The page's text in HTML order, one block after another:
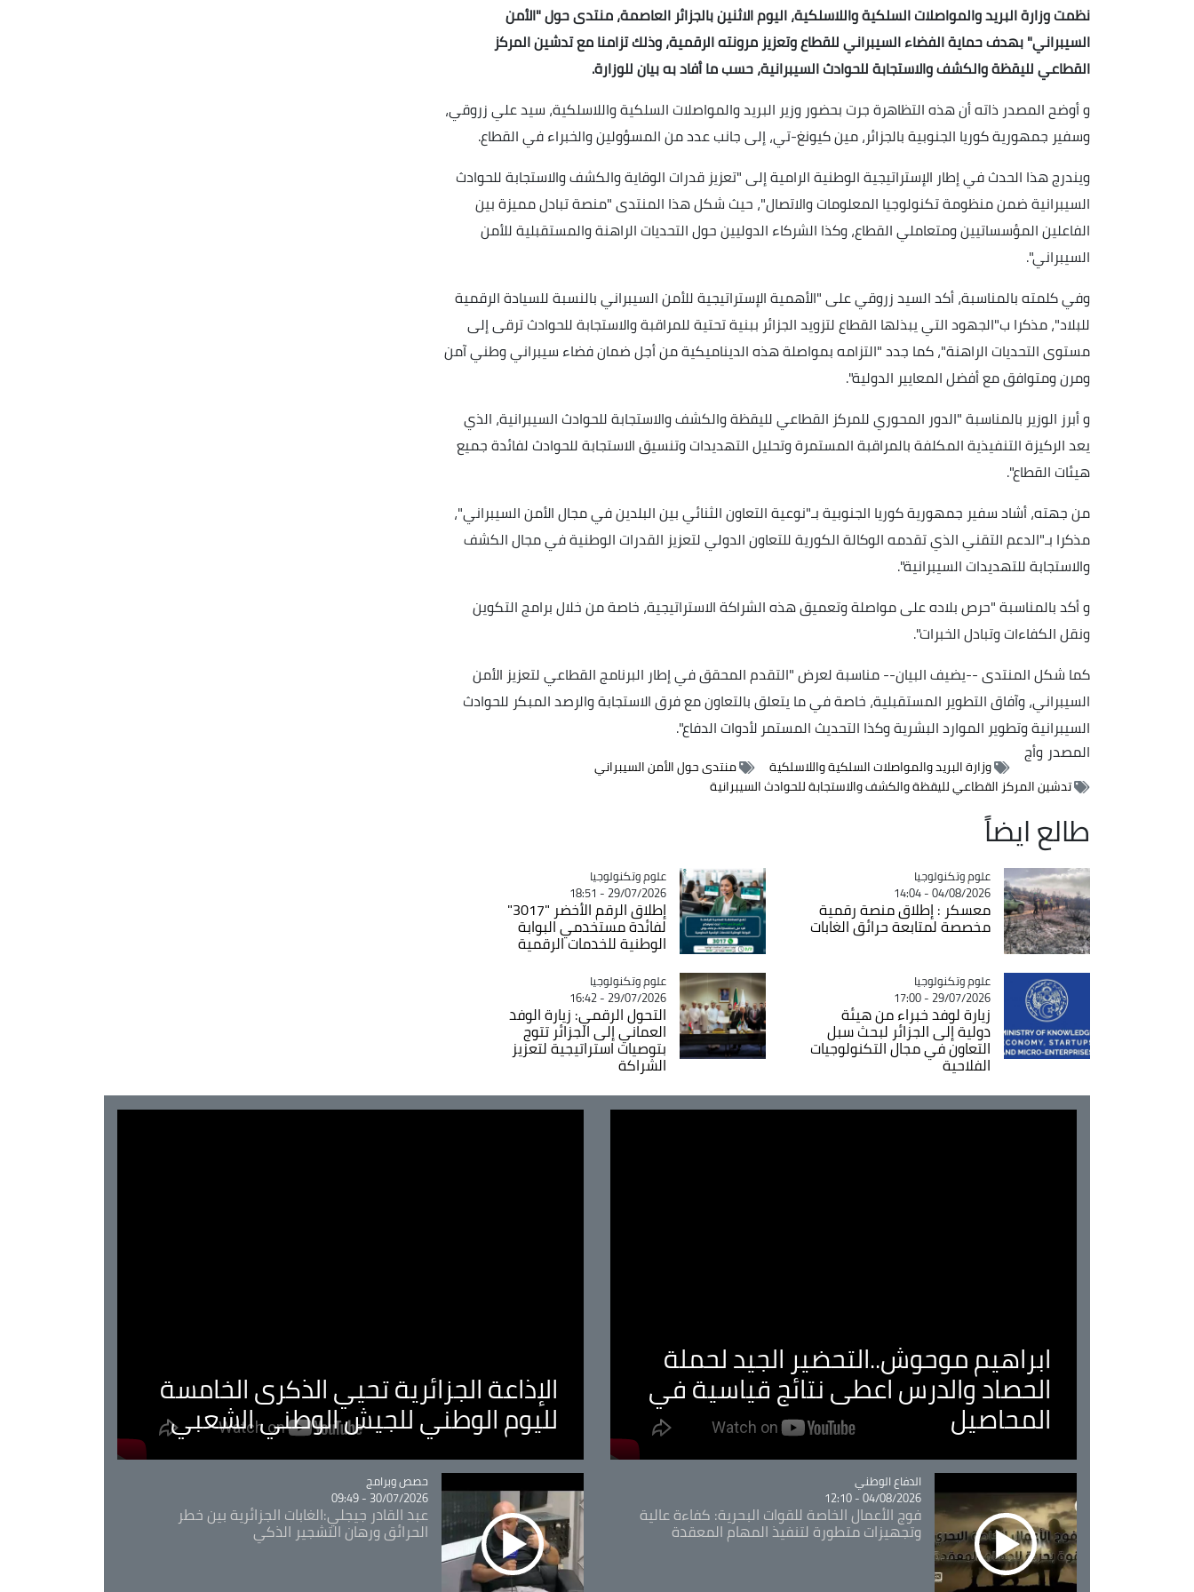
نظمت وزارة البريد والمواصلات السلكية واللاسلكية، اليوم الاثنين بالجزائر العاصمة، منتدى حول "الأمن
السيبراني" بهدف حماية الفضاء السيبراني للقطاع وتعزيز مرونته الرقمية، وذلك تزامنا مع تدشين المركز
القطاعي لليقظة والكشف والاستجابة للحوادث السيبرانية، حسب ما أفاد به بيان للوزارة.
و أوضح المصدر ذاته أن هذه التظاهرة جرت بحضور وزير البريد والمواصلات السلكية واللاسلكية، سيد علي زروقي،
وسفير جمهورية كوريا الجنوبية بالجزائر، مين كيونغ-تي، إلى جانب عدد من المسؤولين والخبراء في القطاع.
ويندرج هذا الحدث في إطار الإستراتيجية الوطنية الرامية إلى "تعزيز قدرات الوقاية والكشف والاستجابة للحوادث
السيبرانية ضمن منظومة تكنولوجيا المعلومات والاتصال"، حيث شكل هذا المنتدى "منصة تبادل مميزة بين
الفاعلين المؤسساتيين ومتعاملي القطاع، وكذا الشركاء الدوليين حول التحديات الراهنة والمستقبليةللأمن
السيبراني".
وفي كلمته بالمناسبة، أكد السيد زروقي على "الأهمية الإستراتيجية للأمن السيبراني بالنسبة للسيادة الرقمية
للبلاد"، مذكرا ب"الجهود التي يبذلها القطاع لتزويد الجزائر ببنية تحتية للمراقبة والاستجابة للحوادث ترقى إلى
مستوى التحديات الراهنة"، كما جدد "التزامه بمواصلة هذه الديناميكية من أجل ضمان فضاء سيبرانيوطني آمن
ومرن ومتوافق مع أفضل المعايير الدولية".
و أبرز الوزير بالمناسبة "الدور المحوري للمركز القطاعي لليقظة والكشف والاستجابة للحوادث السيبرانية، الذي
يعد الركيزة التنفيذية المكلفة بالمراقبة المستمرة وتحليل التهديدات وتنسيق الاستجابة للحوادث لفائدة جميع
هيئات القطاع".
من جهته، أشاد سفير جمهورية كوريا الجنوبية بـ"نوعية التعاون الثنائي بين البلدين في مجال الأمن السيبراني"،
مذكرا بـ"الدعم التقني الذي تقدمه الوكالة الكورية للتعاون الدولي لتعزيز القدرات الوطنية في مجال الكشف
والاستجابة للتهديدات السيبرانية".
و أكد بالمناسبة "حرص بلاده على مواصلة وتعميق هذه الشراكة الاستراتيجية، خاصة من خلال برامج التكوين
ونقل الكفاءات وتبادل الخبرات".
كما شكل المنتدى --يضيف البيان-- مناسبة لعرض "التقدم المحقق في إطار البرنامج القطاعي لتعزيز الأمن
السيبراني، وآفاق التطوير المستقبلية، خاصة في ما يتعلق بالتعاون مع فرق الاستجابة والرصد المبكر للحوادث
السيبرانية وتطوير الموارد البشرية وكذا التحديث المستمر لأدوات الدفاع".
المصدر وأج
وزارة البريد والمواصلات السلكية واللاسلكية
منتدى حول الأمن السيبراني
تدشين المركز القطاعي لليقظة والكشف والاستجابة للحوادث السيبرانية
طالع ايضاً
Catégorie
علوم وتكنولوجيا
04/08/2026 - 14:04
معسكر : إطلاق منصة رقمية
مخصصة لمتابعة حرائق الغابات
Catégorie
علوم وتكنولوجيا
29/07/2026 - 18:51
إطلاق الرقم الأخضر "3017"
لفائدة مستخدمي البوابة
الوطنية للخدمات الرقمية
Catégorie
علوم وتكنولوجيا
29/07/2026 - 17:00
زيارة لوفد خبراء من هيئة
دولية إلى الجزائر لبحث سبل
التعاون في مجال التكنولوجيات
الفلاحية
Catégorie
علوم وتكنولوجيا
29/07/2026 - 16:42
التحول الرقمي: زيارة الوفد
العماني إلى الجزائر تتوج
بتوصيات استراتيجية لتعزيز
الشراكة
ابراهيم موحوش..التحضير الجيد لحملة
الحصاد والدرس اعطى نتائج قياسية في
المحاصيل
الإذاعة الجزائرية تحيي الذكرى الخامسة
لليوم الوطني للجيش الوطني الشعبي
Catégorie
الدفاع الوطني
04/08/2026 - 12:10
فوج الأعمال الخاصة للقوات البحرية: كفاءة عالية
وتجهيزات متطورة لتنفيذ المهام المعقدة
Catégorie
حصص وبرامج
30/07/2026 - 09:49
عبد القادر جيجلي:الغابات الجزائرية بين خطر
الحرائق ورهان التشجير الذكي